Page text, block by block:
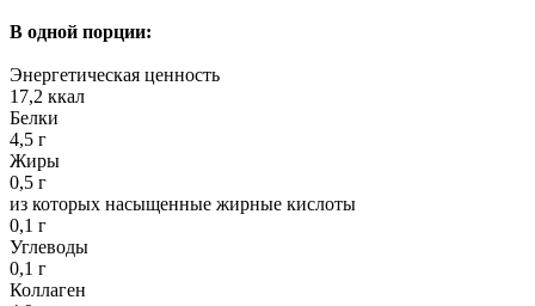
В одной порции:
Энергетическая ценность
17,2 ккал
Белки
4,5 г
Жиры
0,5 г
из которых насыщенные жирные кислоты
0,1 г
Углеводы
0,1 г
Коллаген